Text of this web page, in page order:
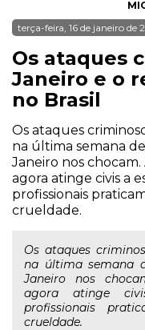
terça-feira, 16 de janeiro de
Os ataques
Janeiro e o
no Brasil
Os ataques
na última semana
Janeiro nos
agora atinge civis a
profissionais
crueldade.
Os ataques
na última semana
Janeiro nos
agora atinge
profissionais
crueldade.